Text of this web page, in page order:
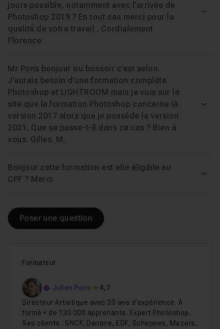
Chapitre 17 : Adobe Stock 19m33
Chapitre 18 : Photoshop CC 2018 : Les nouveautés
Chapitre 19 : Photoshop CC 2019 : Les nouveautés
Chapitre 20 : Photoshop CC 2020 : Les nouveautés
Cours 2 9h17
Formation Lightroom 6 / CC pour les
Cours 3
Formateur
Julien Pons
4,7
Directeur Artistique avec 20 ans d’expérience. A
formé + de 130 000 apprenants. Expert Photoshop.
Ses clients : SNCF, Danone, EDF, Scheppes, Mazars,
jours possible, notamment avec l'arrivée de
Photoshop 2019 ? En tout cas merci pour la
qualité de votre travail . Cordialement
Florence
Mr Pons bonjour ou bonsoir c’est selon.
J’aurais besoin d’une formation complète
Photoshop et LIGHTROOM mais je vois sur le
site que la formation Photoshop concerne là
version 2017 alors que je possède la version
2021. Que se passe-t-il dans ce cas ? Bien à
vous. Gilles. M.
Bonjour cette formation est elle éligible au
CPF ? Merci
Poser une question